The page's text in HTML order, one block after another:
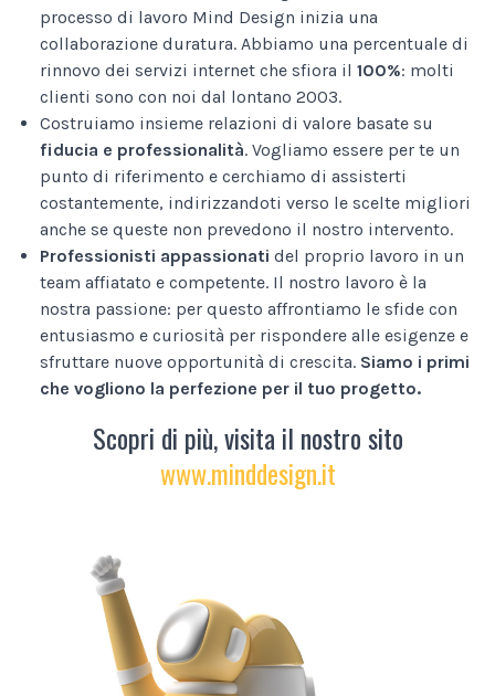
processo di lavoro Mind Design inizia una
collaborazione duratura. Abbiamo una percentuale di
rinnovo dei servizi internet che sfiora il 100%: molti
clienti sono con noi dal lontano 2003.
Costruiamo insieme relazioni di valore basate su
fiducia e professionalità. Vogliamo essere per te un
punto di riferimento e cerchiamo di assisterti
costantemente, indirizzandoti verso le scelte migliori
anche se queste non prevedono il nostro intervento.
Professionisti appassionati del proprio lavoro in un
team affiatato e competente. Il nostro lavoro è la
nostra passione: per questo affrontiamo le sfide con
entusiasmo e curiosità per rispondere alle esigenze e
sfruttare nuove opportunità di crescita. Siamo i primi
che vogliono la perfezione per il tuo progetto.
Scopri di più, visita il nostro sito
www.minddesign.it